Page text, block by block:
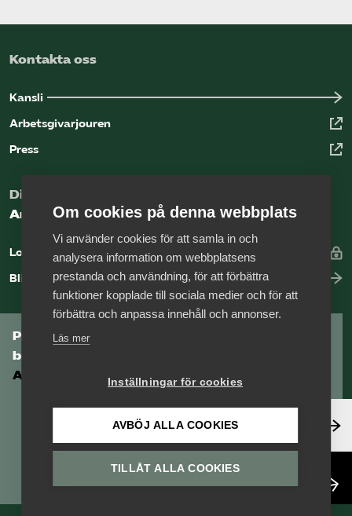
Kontakta oss
Kansli
Arbetsgivarjouren
Press
Digital kunskapsbank för arbetsgivare
Arbetsgivarguiden
Logga in
Bli medlem
Prenumerera på Tågföretagens
branschnyhetsbrev
Aktuell info direkt i din inkorg.
Anmäl dig här
Om cookies på denna webbplats
Vi använder cookies för att samla in och
analysera information om webbplatsens
prestanda och användning, för att förbättra
funktioner kopplade till sociala medier och för att
förbättra och anpassa innehåll och annonser.
Läs mer
Inställningar för cookies
AVBÖJ ALLA COOKIES
TILLÅT ALLA COOKIES